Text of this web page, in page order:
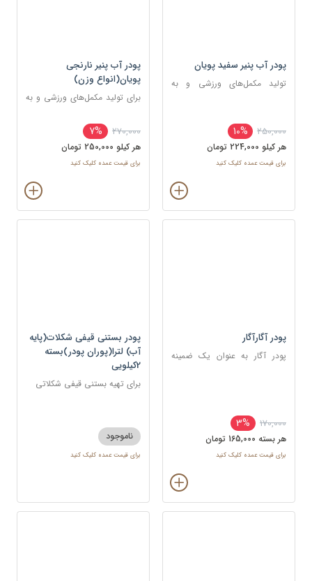
پودر آب پنیر سفید پویان
تولید مکمل‌های ورزشی و به
250,000
10%
هر کيلو 224,000 تومان
برای قیمت عمده کلیک کنید
پودر آب پنیر نارنجی
پویان(انواع وزن)
برای تولید مکمل‌های ورزشی و به
چیپس‌ها
270,000
7%
هر کيلو 250,000 تومان
برای قیمت عمده کلیک کنید
پودر آگارآگار
پودر آگار به عنوان یک ضمینه
170,000
3%
هر بسته 165,000 تومان
برای قیمت عمده کلیک کنید
پودر بستنی قیفی شکلات(پایه
آب) لترا(پوران پودر)بسته
2کیلویی
برای تهیه بستنی قیفی شکلاتی
ناموجود
برای قیمت عمده کلیک کنید